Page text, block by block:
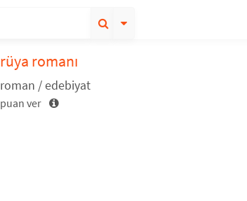
rüya romanı
roman / edebiyat
puan ver